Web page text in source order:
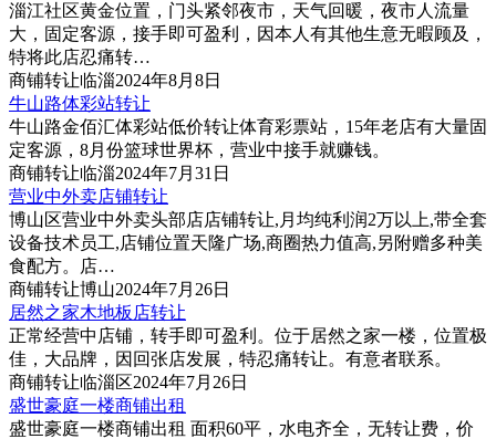
淄江社区黄金位置，门头紧邻夜市，天气回暖，夜市人流量
大，固定客源，接手即可盈利，因本人有其他生意无暇顾及，
特将此店忍痛转…
商铺转让临淄2024年8月8日
牛山路体彩站转让
牛山路金佰汇体彩站低价转让体育彩票站，15年老店有大量固
定客源，8月份篮球世界杯，营业中接手就赚钱。
商铺转让临淄2024年7月31日
营业中外卖店铺转让
博山区营业中外卖头部店店铺转让,月均纯利润2万以上,带全套
设备技术员工,店铺位置天隆广场,商圈热力值高,另附赠多种美
食配方。店…
商铺转让博山2024年7月26日
居然之家木地板店转让
正常经营中店铺，转手即可盈利。位于居然之家一楼，位置极
佳，大品牌，因回张店发展，特忍痛转让。有意者联系。
商铺转让临淄区2024年7月26日
盛世豪庭一楼商铺出租
盛世豪庭一楼商铺出租 面积60平，水电齐全，无转让费，价